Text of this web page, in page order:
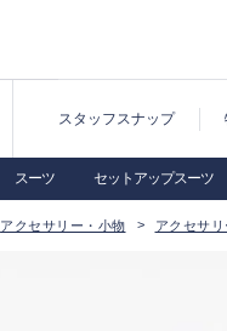
スタッフスナップ
スーツ セットアップスーツ
アクセサリー・小物 アクセサ